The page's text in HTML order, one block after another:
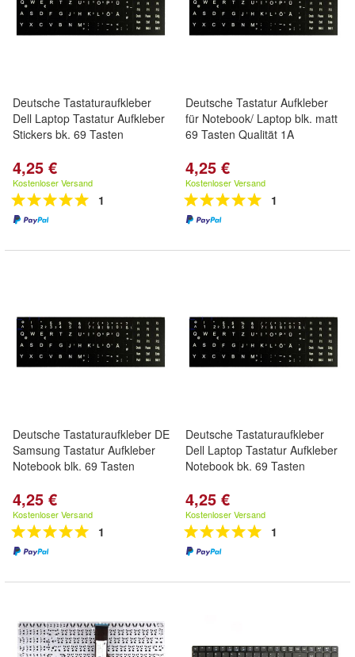
Deutsche Tastaturaufkleber
Dell Laptop Tastatur Aufkleber
Stickers bk. 69 Tasten
4,25 €
Kostenloser Versand
1
Deutsche Tastatur Aufkleber
für Notebook/ Laptop blk. matt
69 Tasten Qualität 1A
4,25 €
Kostenloser Versand
1
Deutsche Tastaturaufkleber DE
Samsung Tastatur Aufkleber
Notebook blk. 69 Tasten
4,25 €
Kostenloser Versand
1
Deutsche Tastaturaufkleber
Dell Laptop Tastatur Aufkleber
Notebook bk. 69 Tasten
4,25 €
Kostenloser Versand
1